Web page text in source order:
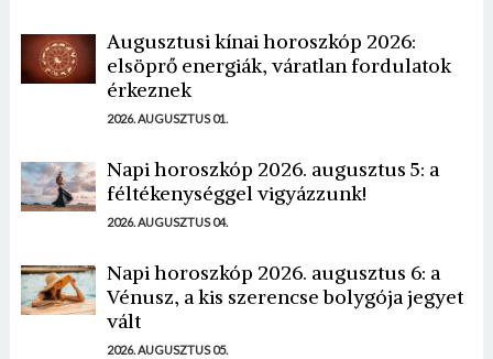
Augusztusi kínai horoszkóp 2026:
elsöprő energiák, váratlan fordulatok
érkeznek
2026. AUGUSZTUS 01.
Napi horoszkóp 2026. augusztus 5: a
féltékenységgel vigyázzunk!
2026. AUGUSZTUS 04.
Napi horoszkóp 2026. augusztus 6: a
Vénusz, a kis szerencse bolygója jegyet
vált
2026. AUGUSZTUS 05.